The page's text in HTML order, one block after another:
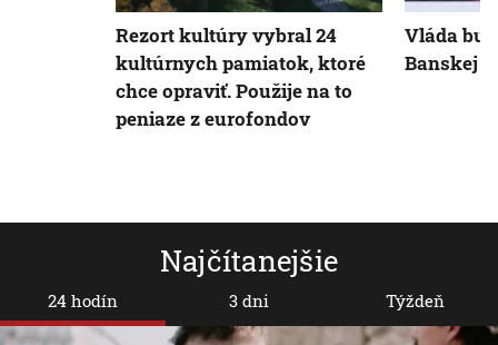
Najčítanejšie
24 hodín 3 dni Týždeň
Rezort kultúry vybral 24
kultúrnych pamiatok, ktoré
chce opraviť. Použije na to
peniaze z eurofondov
Vláda
Banskej